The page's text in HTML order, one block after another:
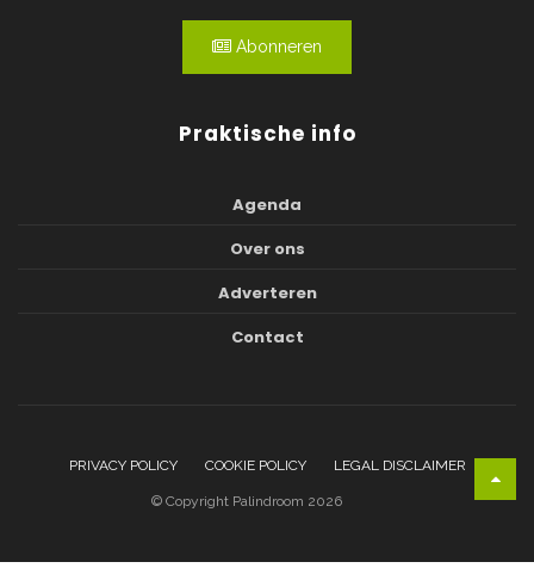
Abonneren
Praktische info
Agenda
Over ons
Adverteren
Contact
PRIVACY POLICY COOKIE POLICY LEGAL DISCLAIMER
© Copyright Palindroom 2026